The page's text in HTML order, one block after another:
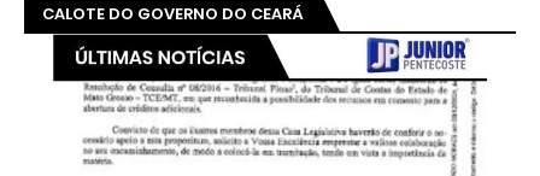
CALOTE DO GOVERNO DO CEARÁ